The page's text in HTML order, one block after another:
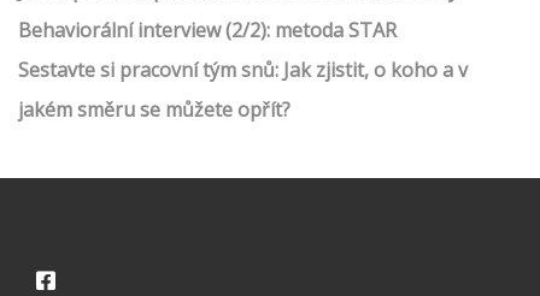
Behaviorální interview (2/2): metoda STAR
Sestavte si pracovní tým snů: Jak zjistit, o koho a v
jakém směru se můžete opřít?